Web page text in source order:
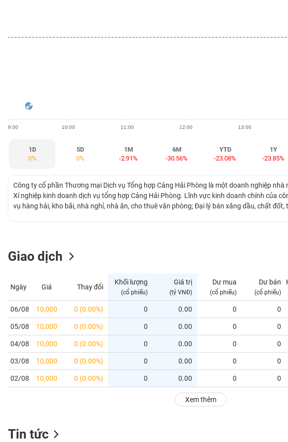
9:00 10:00 11:00 12:00 13:00
1D
0%
5D
0%
1M
-2.91%
6M
-30.56%
YTD
-23.08%
1Y
-23.85%
Công ty cổ phần Thương mại Dịch vụ Tổng hợp Cảng Hải Phòng là một doanh nghiệp
Xí nghiệp kinh doanh dịch vụ tổng hợp Cảng Hải Phòng. Lĩnh vực kinh doanh chính của
vụ hàng hải, kho bãi, nhà nghỉ, nhà ăn, cho thuê văn phòng; Đại lý bán xăng dầu, chất đốt,
Giao dịch
Ngày Giá Thay đổi
Khối lượng
(cổ phiếu)
Giá trị
(tỷ VNĐ)
Dư mua
(cổ phiếu)
Dư bán
(cổ phiếu)
06/08 10,000 0 (0.00%) 0 0.00 0 0
05/08 10,000 0 (0.00%) 0 0.00 0 0
04/08 10,000 0 (0.00%) 0 0.00 0 0
03/08 10,000 0 (0.00%) 0 0.00 0 0
02/08 10,000 0 (0.00%) 0 0.00 0 0
Xem thêm
Tin tức
GIỚI
CÁ
NHÂN
PHÂN
TÍCH
VIETSTOCKFINANCE